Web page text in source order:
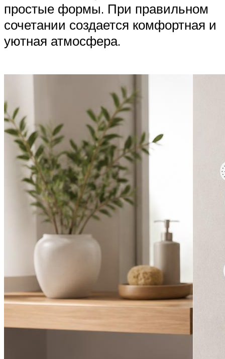
простые формы. При правильном
сочетании создается комфортная и
уютная атмосфера.